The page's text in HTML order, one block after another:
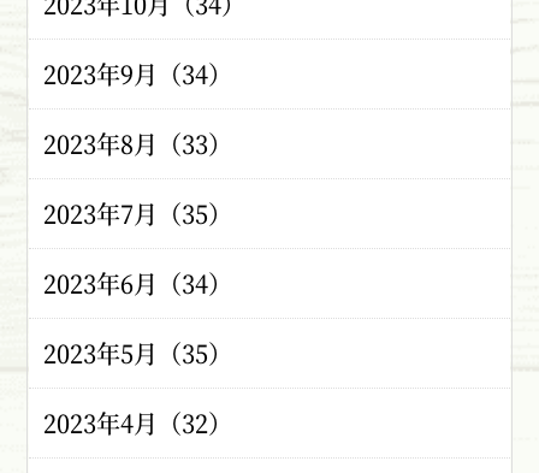
2023年9月（34）
2023年8月（33）
2023年7月（35）
2023年6月（34）
2023年5月（35）
2023年4月（32）